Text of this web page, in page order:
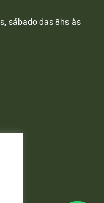
sábado das 8hs às